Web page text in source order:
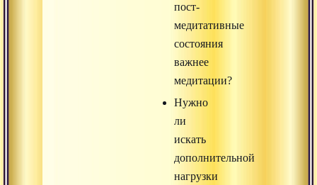
пост-
медитативные
состояния
важнее
медитации?
Нужно
ли
искать
дополнительной
нагрузки